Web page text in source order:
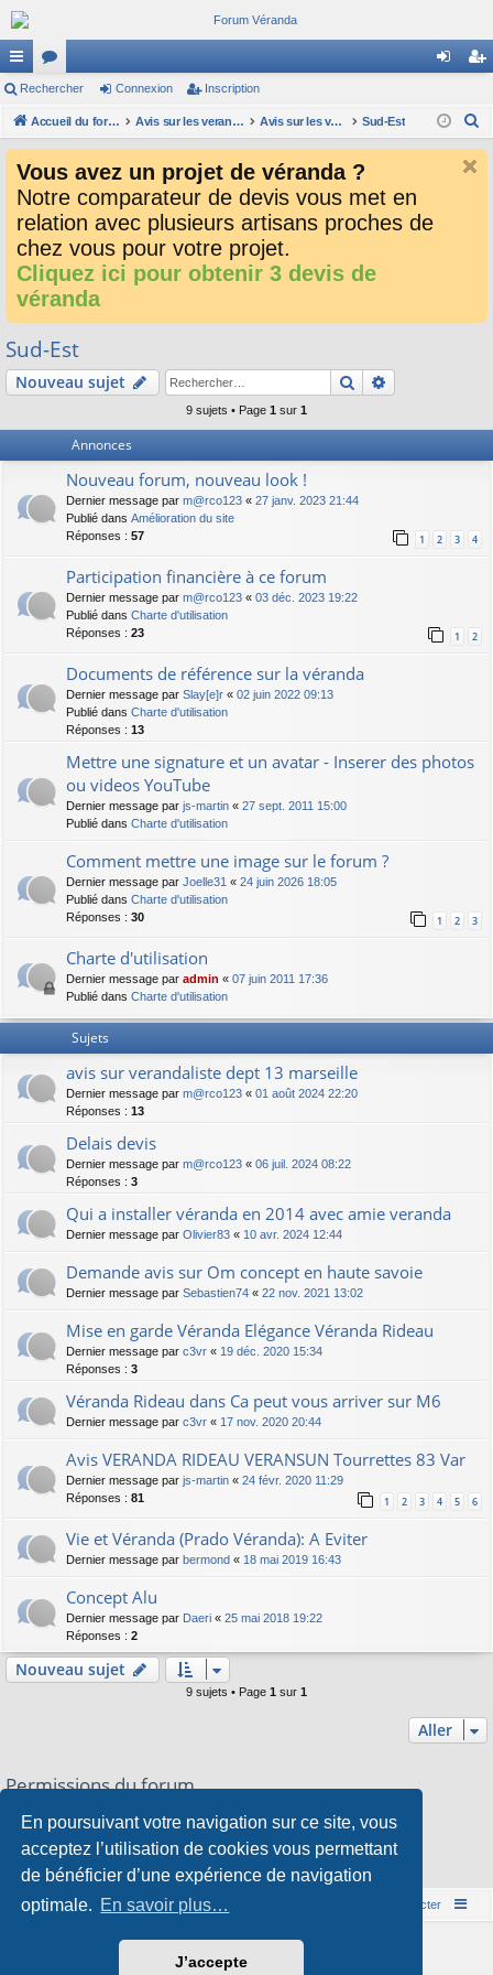
En poursuivant votre navigation sur ce site, vous
acceptez l’utilisation de cookies vous permettant
de bénéficier d’une expérience de navigation
optimale. En savoir plus…
J’accepte
ac
co
ci
or
u
s
ne cri
Rechercher Connexion Inscription
Accueil du forum Avis sur les verandalistes et les devis Avis sur les vendeurs de véranda Sud-Est
Vous avez un projet de véranda ?
Notre comparateur de devis vous met en
relation avec plusieurs artisans proches de
chez vous pour votre projet.
Cliquez ici pour obtenir 3 devis de
véranda
Sud-Est
Nouveau sujet Rechercher
9 sujets • Page 1 sur 1
Annonces
Nouveau forum, nouveau look !
Dernier message par m@rco123 « 27 janv. 2023 21:44
Publié dans Amélioration du site
Réponses : 57 1 2 3 4
Participation financière à ce forum
Dernier message par m@rco123 « 03 déc. 2023 19:22
Publié dans Charte d'utilisation
Réponses : 23 1 2
Documents de référence sur la véranda
Dernier message par Slay[e]r « 02 juin 2022 09:13
Publié dans Charte d'utilisation
Réponses : 13
Mettre une signature et un avatar - Inserer des photos
ou videos YouTube
Dernier message par js-martin « 27 sept. 2011 15:00
Publié dans Charte d'utilisation
Comment mettre une image sur le forum ?
Dernier message par Joelle31 « 24 juin 2026 18:05
Publié dans Charte d'utilisation
Réponses : 30 1 2 3
Charte d'utilisation
Dernier message par admin « 07 juin 2011 17:36
Publié dans Charte d'utilisation
Sujets
avis sur verandaliste dept 13 marseille
Dernier message par m@rco123 « 01 août 2024 22:20
Réponses : 13
Delais devis
Dernier message par m@rco123 « 06 juil. 2024 08:22
Réponses : 3
Qui a installer véranda en 2014 avec amie veranda
Dernier message par Olivier83 « 10 avr. 2024 12:44
Demande avis sur Om concept en haute savoie
Dernier message par Sebastien74 « 22 nov. 2021 13:02
Mise en garde Véranda Elégance Véranda Rideau
Dernier message par c3vr « 19 déc. 2020 15:34
Réponses : 3
Véranda Rideau dans Ca peut vous arriver sur M6
Dernier message par c3vr « 17 nov. 2020 20:44
Avis VERANDA RIDEAU VERANSUN Tourrettes 83 Var
Dernier message par js-martin « 24 févr. 2020 11:29
Réponses : 81 1 2 3 4 5 6
Vie et Véranda (Prado Véranda): A Eviter
Dernier message par bermond « 18 mai 2019 16:43
Concept Alu
Dernier message par Daeri « 25 mai 2018 19:22
Réponses : 2
Nouveau sujet
9 sujets • Page 1 sur 1
Aller
Permissions du forum
Vousne pouvez pasrépondre aux sujets dans ce forum
Vousne pouvez pasmodifier vos messages dans ce forum
Vousne pouvez passupprimer vos messages dans ce forum
Vousne pouvez pastransférer de pièces jointes dans ce forum
Accueil du forum Nous contacter
Développé parphpBB® Forum Software © phpBB Limited
Style parArty